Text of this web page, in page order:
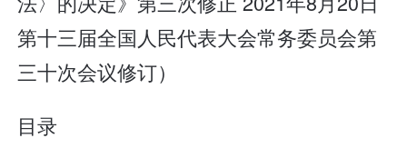
第十三届全国人民代表大会常务委员会第
三十次会议修订）
目录